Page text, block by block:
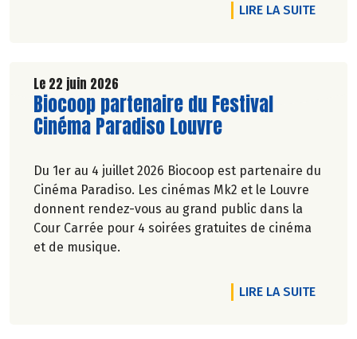
LIRE LA SUITEDE
Le 22 juin 2026
Lire la suite de l'article
Biocoop partenaire du Festival
Cinéma Paradiso Louvre
Du 1er au 4 juillet 2026 Biocoop est partenaire du
Cinéma Paradiso. Les cinémas Mk2 et le Louvre
donnent rendez-vous au grand public dans la
Cour Carrée pour 4 soirées gratuites de cinéma
et de musique.
LIRE LA SUITEDE